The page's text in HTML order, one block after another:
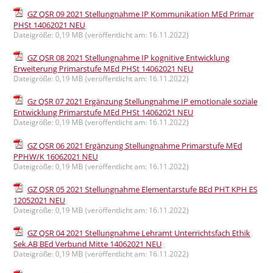
GZ QSR 09 2021 Stellungnahme IP Kommunikation MEd Primar
PHSt 14062021 NEU
Dateigröße: 0,19 MB (veröffentlicht am: 16.11.2022)
GZ QSR 08 2021 Stellungnahme IP kognitive Entwicklung
Erweiterung Primarstufe MEd PHSt 14062021 NEU
Dateigröße: 0,19 MB (veröffentlicht am: 16.11.2022)
Gz QSR 07 2021 Ergänzung Stellungnahme IP emotionale soziale
Entwicklung Primarstufe MEd PHSt 14062021 NEU
Dateigröße: 0,19 MB (veröffentlicht am: 16.11.2022)
GZ QSR 06 2021 Ergänzung Stellungnahme Primarstufe MEd
PPHW/K 16062021 NEU
Dateigröße: 0,19 MB (veröffentlicht am: 16.11.2022)
GZ QSR 05 2021 Stellungnahme Elementarstufe BEd PHT KPH ES
12052021 NEU
Dateigröße: 0,19 MB (veröffentlicht am: 16.11.2022)
GZ QSR 04 2021 Stellungnahme Lehramt Unterrichtsfach Ethik
Sek.AB BEd Verbund Mitte 14062021 NEU
Dateigröße: 0,19 MB (veröffentlicht am: 16.11.2022)